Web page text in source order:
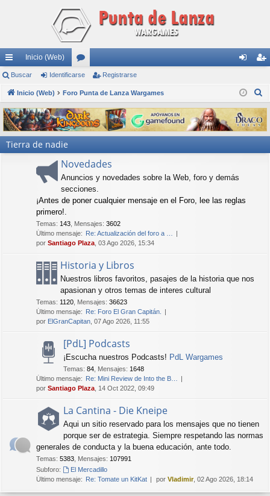
nl
ac
es
rá
pi
Inicio (Web)
or
os nti
fic
ar
ist
ra
rs
Buscar Identificarse Registrarse
Inicio (Web) Foro Punta de Lanza Wargames
s
c
Tierra de nadie
Novedades
Anuncios y novedades sobre la Web, foro y demás
secciones.
¡Antes de poner cualquier mensaje en el Foro, lee las reglas
primero!.
Temas: 143 Mensajes: 3602
Último mensaje: Re: Actualización del foro a …
por Santiago Plaza , 03 Ago 2026, 15:34
Historia y Libros
Nuestros libros favoritos, pasajes de la historia que nos
apasionan y otros temas de interes cultural
Temas: 1120 Mensajes: 36623
Último mensaje: Re: Foro El Gran Capitán.
por ElGranCapitan , 07 Ago 2026, 11:55
[PdL] Podcasts
¡Escucha nuestros Podcasts! PdL Wargames
Temas: 84 Mensajes: 1648
Último mensaje: Re: Mini Review de Into the B…
por Santiago Plaza , 14 Oct 2022, 09:49
La Cantina - Die Kneipe
Aqui un sitio reservado para los mensajes que no tienen
porque ser de estrategia. Siempre respetando las normas
generales de conducta y la buena educación, ante todo.
Temas: 5383 Mensajes: 107991
Subforo:
El Mercadillo
Último mensaje: Re: Tomate un KitKat por Vladimir, 02 Ago 2026, 18:14